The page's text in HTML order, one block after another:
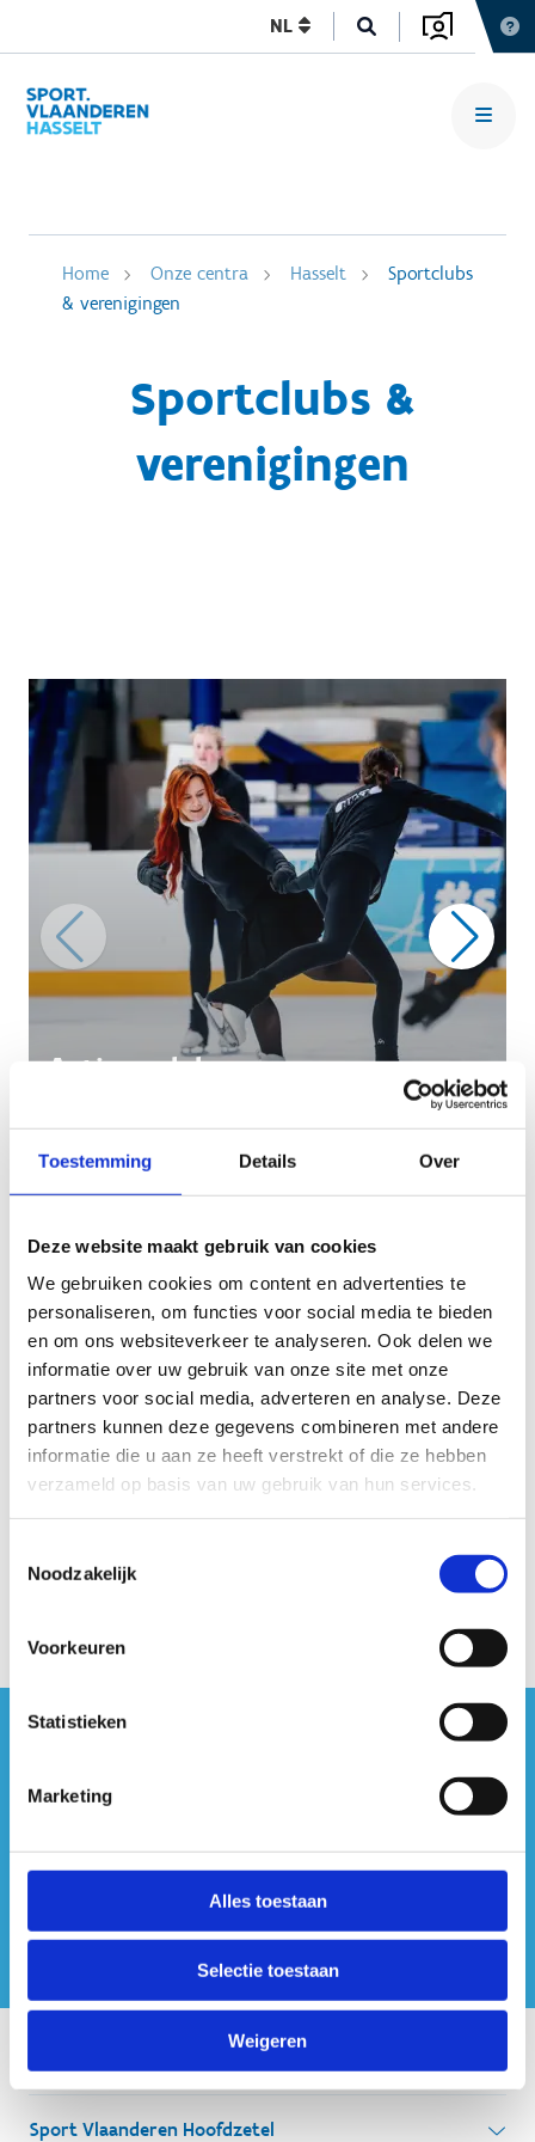
Toestemming Details Over
Deze website maakt gebruik van cookies
We gebruiken cookies om content en advertenties te
personaliseren, om functies voor social media te bieden
en om ons websiteverkeer te analyseren. Ook delen we
informatie over uw gebruik van onze site met onze
partners voor social media, adverteren en analyse. Deze
partners kunnen deze gegevens combineren met andere
informatie die u aan ze heeft verstrekt of die ze hebben
verzameld op basis van uw gebruik van hun services.
Noodzakelijk
Voorkeuren
Statistieken
Marketing
Alles toestaan
Selectie toestaan
Weigeren
NL
Home Onze centra Hasselt
Sportclubs
& verenigingen
Sportclubs &
verenigingen
Actieve clubs
Op zoek naar een nieuwe sportieve uitdaging? Sluit
je dan aan bij jouw sportclub naar keuze
Heb je nog
een vraag?
Contacteer
ons
Sport
Vlaanderen
Hasselt
011 30 08 00
Sport Vlaanderen Hoofdzetel